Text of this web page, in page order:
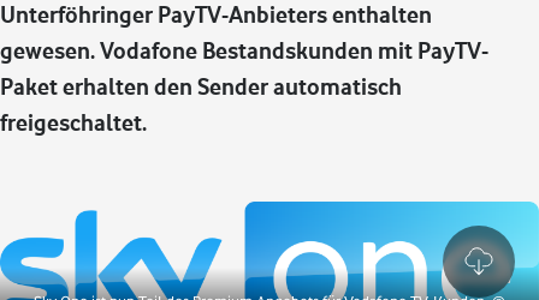
Unterföhringer PayTV-Anbieters enthalten
gewesen. Vodafone Bestandskunden mit PayTV-
Paket erhalten den Sender automatisch
freigeschaltet.